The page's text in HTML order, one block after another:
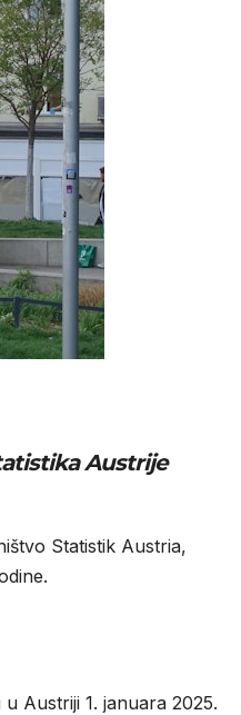
Austrije
Statistik Austria,
Austriji 1. januara 2025.